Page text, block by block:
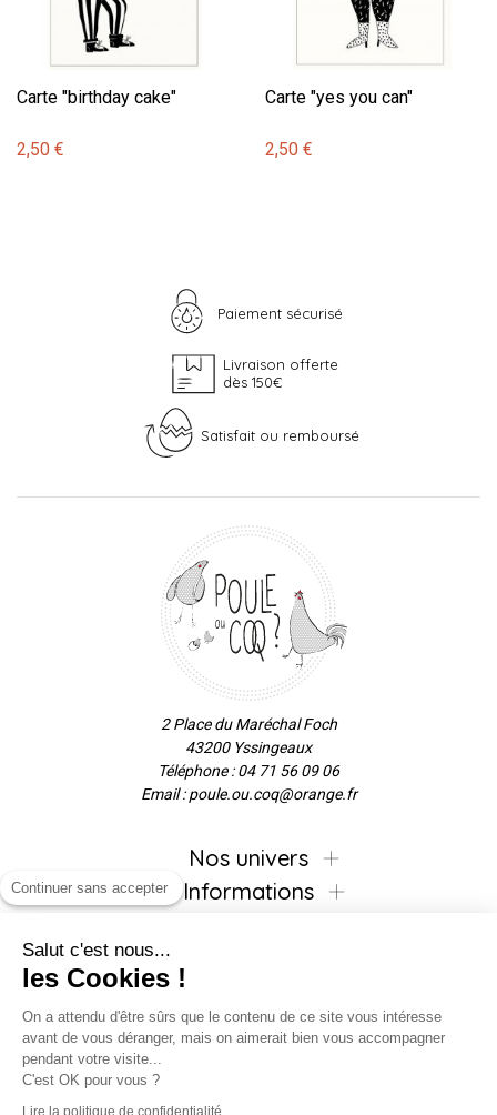
Carte "birthday cake"
2,50 €
Carte "yes you can"
2,50 €
Paiement sécurisé
Livraison offerte
dès 150€
Satisfait ou remboursé
2 Place du Maréchal Foch
43200 Yssingeaux
Téléphone : 04 71 56 09 06
Email : poule.ou.coq@orange.fr
Nos univers
Informations
Inscrivez-vous à la newsletter !
Continuer sans accepter
Salut c'est nous...
les Cookies !
On a attendu d'être sûrs que le contenu de ce site vous intéresse
avant de vous déranger, mais on aimerait bien vous accompagner
pendant votre visite...
C'est OK pour vous ?
Lire la politique de confidentialité